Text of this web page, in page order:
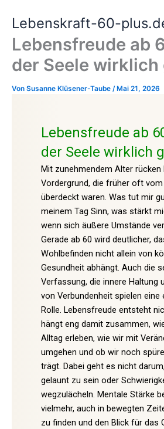
InhaltLebenskraft-60-
Lebensfreude ab
der Seele
Von Susanne Klüsener-Taube / Mai 21, 2026
Lebensfreude ab
der Seele wirklich
Mit zunehmendem Alter rücken
Vordergrund, die früher oft
überdeckt waren. Was tut mir
meinem Tag Sinn, was stärkt
wenn sich äußere Umstände
Gerade ab 60 wird deutlicher,
Wohlbefinden nicht allein von
Gesundheit abhängt. Auch die
Verfassung, die innere Haltung
von Verbundenheit spielen eine
Rolle. Lebensfreude entsteht
hängt eng damit zusammen,
Alltag erleben, wie wir mit
umgehen und ob wir noch
trägt. Dabei geht es nicht
gelaunt zu sein oder
wegzulächeln. Mentale Stärke
vielmehr, auch in bewegten
zu finden und den Blick für das